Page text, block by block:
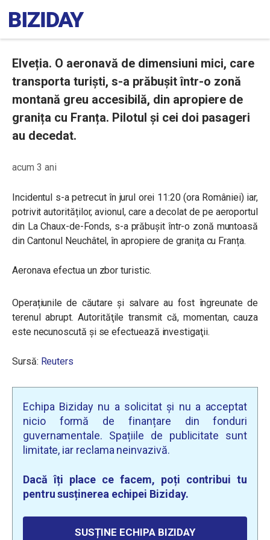
Elveția. O aeronavă de dimensiuni mici, care
transporta turişti, s-a prăbușit într-o zonă
montană greu accesibilă, din apropiere de
granița cu Franța. Pilotul și cei doi pasageri
au decedat.
acum 3 ani
Incidentul s-a petrecut în jurul orei 11:20 (ora României) iar,
potrivit autorităților, avionul, care a decolat de pe aeroportul
din La Chaux-de-Fonds, s-a prăbușit într-o zonă muntoasă
din Cantonul Neuchâtel, în apropiere de graniţa cu Franța.
Aeronava efectua un zbor turistic.
Operațiunile de căutare şi salvare au fost îngreunate de
terenul abrupt. Autorităţile transmit că, momentan, cauza
este necunoscută şi se efectuează investigaţii.
Sursă: Reuters
Echipa Biziday nu a solicitat și nu a acceptat
nicio formă de finanțare din fonduri
guvernamentale. Spațiile de publicitate sunt
limitate, iar reclama neinvazivă.
Dacă îți place ce facem, poți contribui tu
pentru susținerea echipei Biziday.
SUSȚINE ECHIPA BIZIDAY